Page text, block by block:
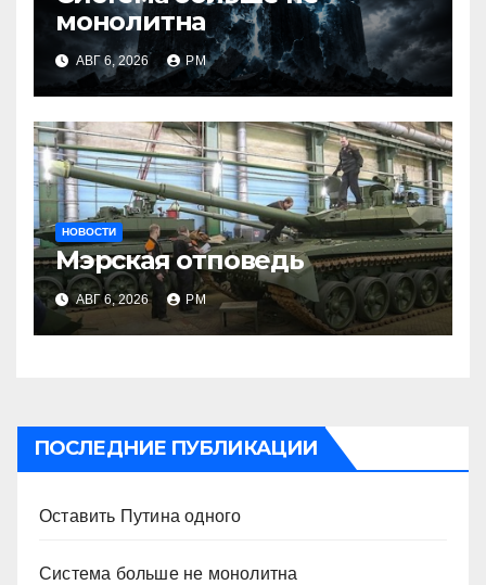
монолитна
АВГ 6, 2026 РМ
НОВОСТИ
Мэрская отповедь
АВГ 6, 2026 РМ
ПОСЛЕДНИЕ ПУБЛИКАЦИИ
Оставить Путина одного
Система больше не монолитна